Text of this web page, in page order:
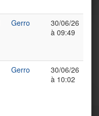
Gerro
30/06/26
à 09:49
Gerro
30/06/26
à 10:02